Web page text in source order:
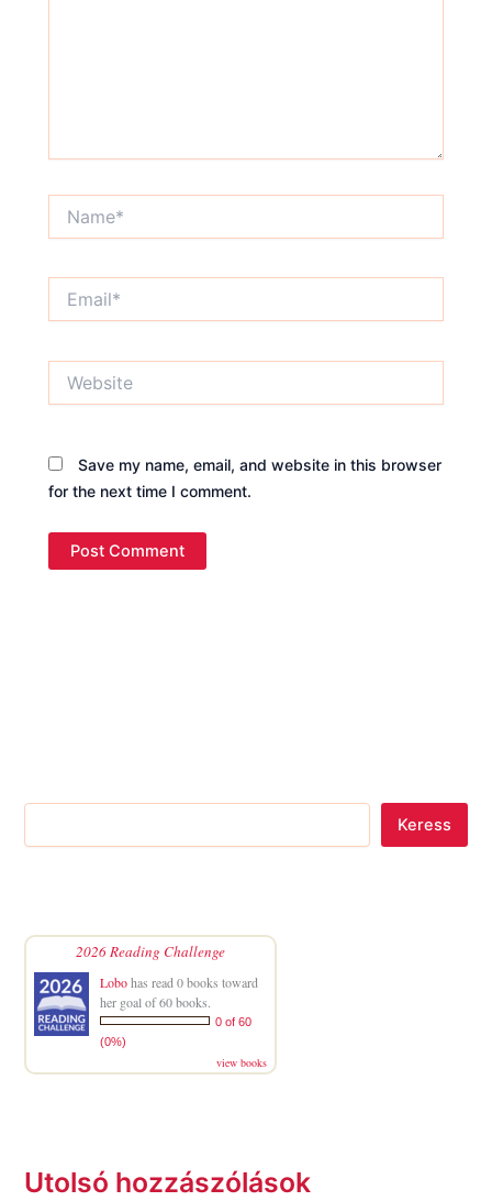
Save my name, email, and website in this browser
for the next time I comment.
Keress
2026 Reading Challenge
Lobohas read 0 books toward
her goal of 60 books.
0 of 60
(0%)
view books
Utolsó hozzászólások